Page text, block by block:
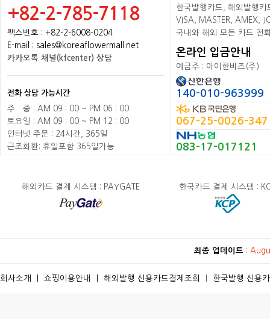
+82-2-785-7118
팩스번호 : +82-2-6008-0204
E-mail : sales@koreaflowermall.net
카카오톡 채널(kfcenter) 상담
전화 상담 가능시간
주
중 : AM 09 : 00 ~ PM 06 : 00
토요일 : AM 09 : 00 ~ PM 12 : 00
인터넷 주문 : 24시간, 365일
근조화환: 휴일포함 365일가능
한국발행카드, 해외발행
VISA, MASTER, AMEX,
국내와 해외 모든 카드 전
온라인 입금안내
예금주 : 아이한비즈(주)
140-010-963999
067-25-0026-347
083-17-017121
해외카드 결제 시스템 : PAYGATE 한국카드 결제 시스템 :
최종 업데이트 :
회사소개 쇼핑이용안내 해외발행 신용카드결제조회 한국발행 신용